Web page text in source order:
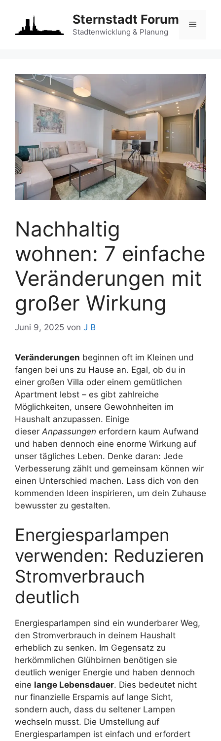
springen
Sternstadt Forum
Stadtenwicklung & Planung
Menü
Nachhaltig
wohnen: 7 einfache
Veränderungen mit
großer Wirkung
Juni 9, 2025 von J B
Veränderungen beginnen oft im Kleinen und
fangen bei uns zu Hause an. Egal, ob du in
einer großen Villa oder einem gemütlichen
Apartment lebst – es gibt zahlreiche
Möglichkeiten, unsere Gewohnheiten im
Haushalt anzupassen. Einige
dieser Anpassungen erfordern kaum Aufwand
und haben dennoch eine enorme Wirkung auf
unser tägliches Leben. Denke daran: Jede
Verbesserung zählt und gemeinsam können wir
einen Unterschied machen. Lass dich von den
kommenden Ideen inspirieren, um dein Zuhause
bewusster zu gestalten.
Energiesparlampen
verwenden: Reduzieren
Stromverbrauch
deutlich
Energiesparlampen sind ein wunderbarer Weg,
den Stromverbrauch in deinem Haushalt
erheblich zu senken. Im Gegensatz zu
herkömmlichen Glühbirnen benötigen sie
deutlich weniger Energie und haben dennoch
eine lange Lebensdauer. Dies bedeutet nicht
nur finanzielle Ersparnis auf lange Sicht,
sondern auch, dass du seltener Lampen
wechseln musst. Die Umstellung auf
Energiesparlampen ist einfach und erfordert